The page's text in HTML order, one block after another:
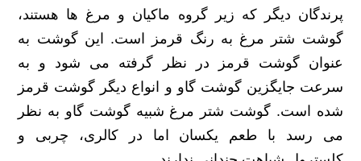
پرندگان دیگر که زیر گروه ماکیان و مرغ ها هستند،
گوشت شتر مرغ به رنگ قرمز است. این گوشت به
عنوان گوشت قرمز در نظر گرفته می شود و به
سرعت جایگزین گوشت گاو و انواع دیگر گوشت قرمز
شده است. گوشت شتر مرغ شبیه گوشت گاو به نظر
می رسد با طعم یکسان اما در کالری، چربی و